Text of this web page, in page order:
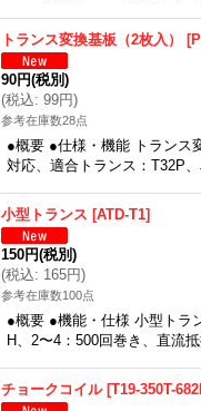
トランス変換基板（2枚入） [
90円(税別)
(税込: 99円)
参考在庫数28点
●概要 ●仕様・機能 トランス
対応、適合トランス：T32P
小型トランス [ATD-T1]
150円(税別)
(税込: 165円)
参考在庫数100点
●概要 ●機能・仕様 小型トラ
H、2〜4：500回巻き、直流
チョークコイル [T19-350T-